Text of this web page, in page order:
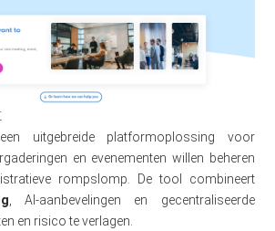
uitgebreide platformoplossing voor
en evenementen willen beheren
rompslomp. De tool combineert
, AI-aanbevelingen en gecentraliseerde
en risico te verlagen.